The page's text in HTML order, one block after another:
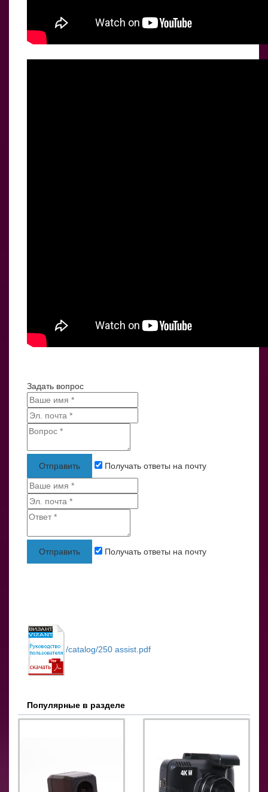
Задать вопрос
Отправить Получать ответы на почту
Отправить Получать ответы на почту
/catalog/250 assist.pdf
Популярные в разделе